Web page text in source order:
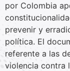
por Colombia
prevenir y
política. El
referente a las
violencia contra